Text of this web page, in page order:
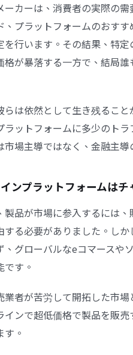
ーカーは、消費者の実際の
、プラットフォームのおす
を行います。その結果、特
格が暴落する一方で、結局
らは依然として生き残るこ
ラットフォームに多少のト
市場主導ではなく、金融主導
ンプラットフォームは
製品が市場に参入するには
する必要がありました。し
、グローバルなeコマースや
です。
業者が苦労して開拓した市
インで超低価格で製品を販
す。